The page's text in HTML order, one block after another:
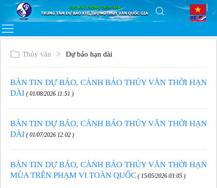
Thủy văn Dự báo hạn dài
BẢN TIN DỰ BÁO, CẢNH BÁO THỦY VĂN THỜI HẠN
DÀI ( 01/08/2026 11:51 )
BẢN TIN DỰ BÁO, CẢNH BÁO THỦY VĂN THỜI HẠN
DÀI ( 01/07/2026 12:02 )
BẢN TIN DỰ BÁO, CẢNH BÁO THỦY VĂN THỜI HẠN
MÙA TRÊN PHẠM VI TOÀN QUỐC ( 15/05/2026 03:05 )